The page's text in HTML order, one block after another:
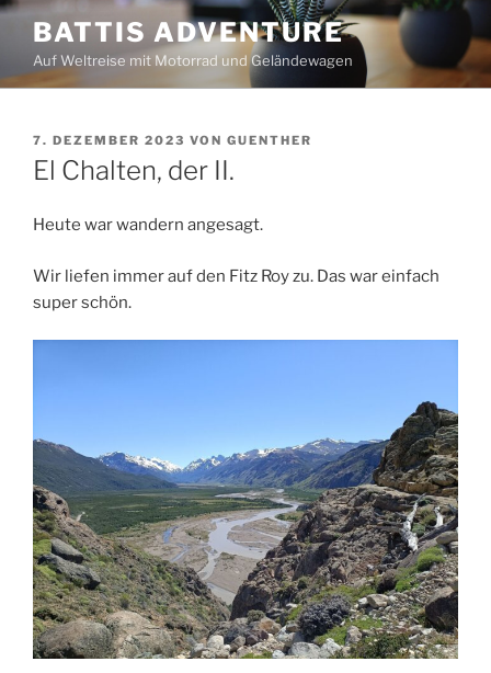
Zum
Inhalt
springen
BATTIS ADVENTURE
Auf Weltreise mit Motorrad und Geländewagen
VERÖFFENTLICHT
AM
7. DEZEMBER 2023 VON GUENTHER
El Chalten, der II.
Heute war wandern angesagt.
Wir liefen immer auf den Fitz Roy zu. Das war einfach
super schön.